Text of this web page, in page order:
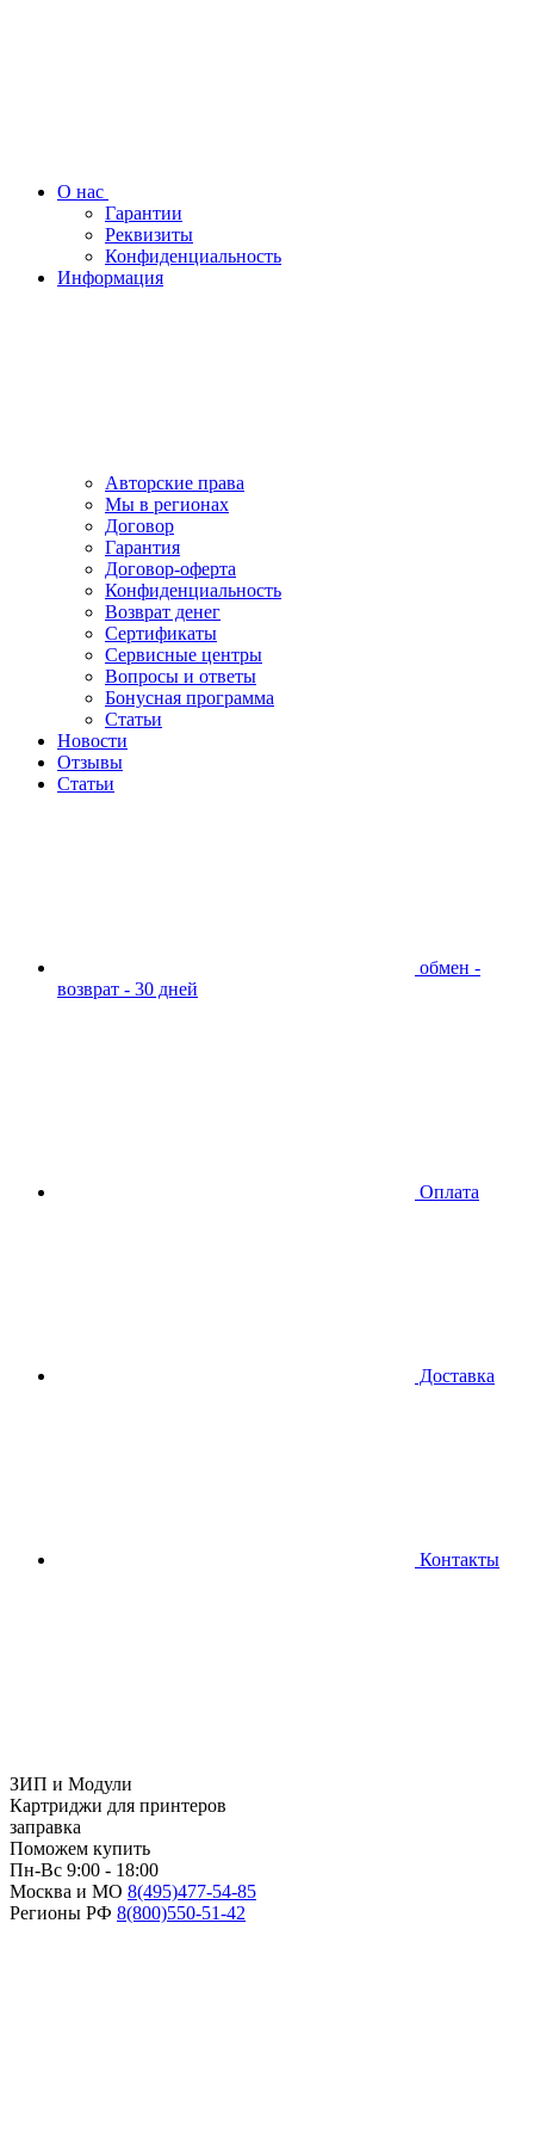
О нас
Гарантии
Реквизиты
Конфиденциальность
Информация
Авторские права
Мы в регионах
Договор
Гарантия
Договор-оферта
Конфиденциальность
Возврат денег
Сертификаты
Сервисные центры
Вопросы и ответы
Бонусная программа
Статьи
Новости
Отзывы
Статьи
обмен -
возврат - 30 дней
Оплата
Доставка
Контакты
ЗИП и Модули
Картриджи для принтеров
заправка
Поможем купить
Пн-Вс 9:00 - 18:00
Москва и МО 8(495)477-54-85
Регионы РФ 8(800)550-51-42